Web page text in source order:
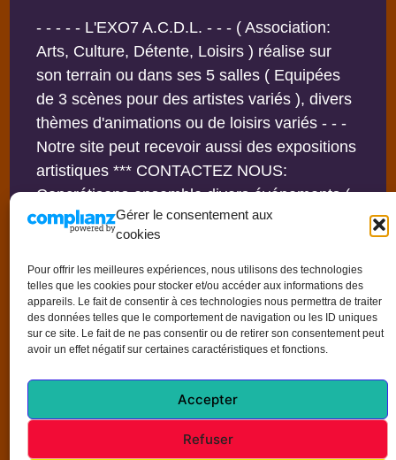
Gérer le consentement aux
cookies
Pour offrir les meilleures expériences, nous utilisons des technologies
telles que les cookies pour stocker et/ou accéder aux informations des
appareils. Le fait de consentir à ces technologies nous permettra de traiter
des données telles que le comportement de navigation ou les ID uniques
sur ce site. Le fait de ne pas consentir ou de retirer son consentement peut
avoir un effet négatif sur certaines caractéristiques et fonctions.
Accepter
Refuser
- - - - - L'EXO7 A.C.D.L. - - - ( Association:
Arts, Culture, Détente, Loisirs ) réalise sur
son terrain ou dans ses 5 salles ( Equipées
de 3 scènes pour des artistes variés ), divers
thèmes d'animations ou de loisirs variés - - -
Notre site peut recevoir aussi des expositions
artistiques *** CONTACTEZ NOUS:
Concrétisons ensemble divers événements (
Privés ou non ) - - - Possibilité d'adhérer à
notre Association - - - Vos suggestions sont
les bienvenues ...
un ordinateur grand écran